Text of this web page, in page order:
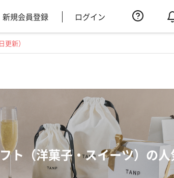
新規会員登録 ログイン
新）
ト（洋菓子・スイーツ）の